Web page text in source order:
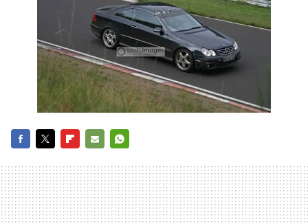
MAIL